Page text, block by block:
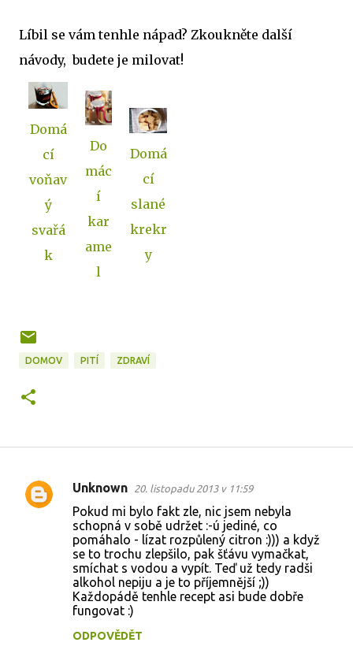
Líbil se vám tenhle nápad? Zkoukněte další
návody, budete je milovat!
Domá
cí
voňav
ý
svařá
k
Do
mác
í
kar
ame
l
Domá
cí
slané
krekr
y
DOMOV PITÍ ZDRAVÍ
K
Unknown 20. listopadu 2013 v 11:59
Pokud mi bylo fakt zle, nic jsem nebyla
schopná v sobě udržet :-ú jediné, co
pomáhalo - lízat rozpůlený citron :))) a když
se to trochu zlepšilo, pak šťávu vymačkat,
smíchat s vodou a vypít. Teď už tedy radši
alkohol nepiju a je to příjemnější ;))
Každopádě tenhle recept asi bude dobře
fungovat :)
ODPOVĚDĚT